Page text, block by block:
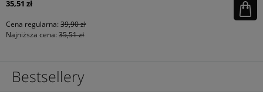
35,51 zł
Cena regularna: 39,90 zł
Najniższa cena: 35,51 zł
Bestsellery